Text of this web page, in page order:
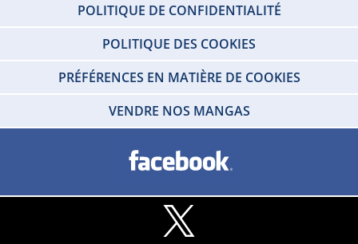
POLITIQUE DE CONFIDENTIALITÉ
POLITIQUE DES COOKIES
PRÉFÉRENCES EN MATIÈRE DE COOKIES
VENDRE NOS MANGAS